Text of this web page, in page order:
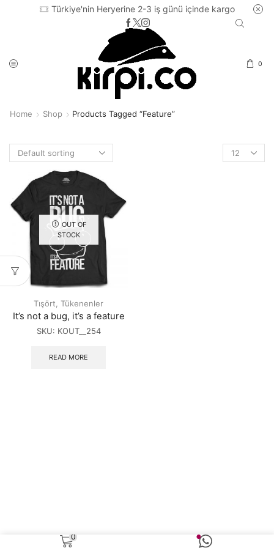
Türkiye'nin Heryerine 2-3 iş günü içinde kargo
0
Home Shop Products Tagged “feature”
Products
per
OUT OF
STOCK
Tışört, Tükenenler
It’s not a bug, it’s a feature
SKU: KOUT__254
READ MORE
0